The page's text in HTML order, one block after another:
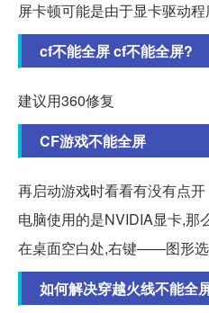
屏卡顿可能是由于显卡驱动程
cf不能全屏 cf不能全屏?
建议用360修复
CF游戏不能全屏
再启动游戏时看看有没有点
电脑使用的是NVIDIA显卡,那
在桌面空白处,右键——图形
如何解决穿越火线不能全